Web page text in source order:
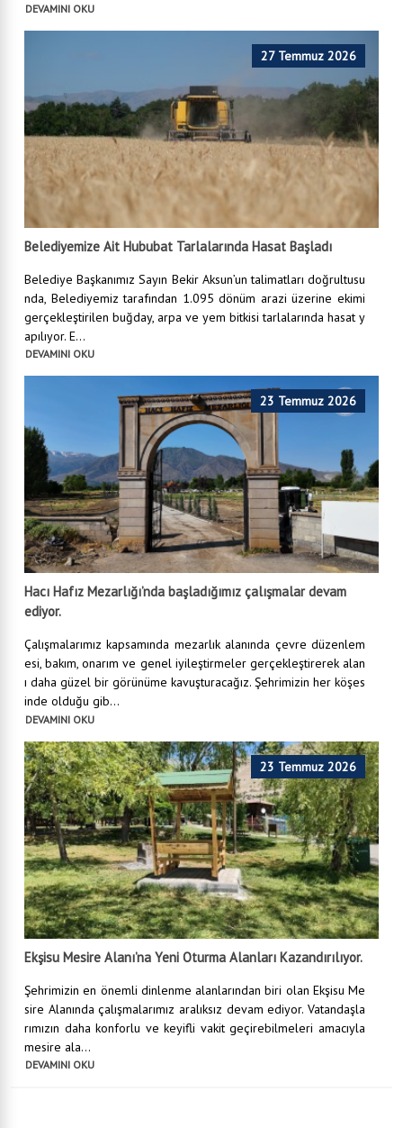
DEVAMINI OKU
27 Temmuz 2026
Belediyemize Ait Hububat Tarlalarında Hasat Başladı
Belediye Başkanımız Sayın Bekir Aksun’un talimatları doğrultusu
nda, Belediyemiz tarafından 1.095 dönüm arazi üzerine ekimi
gerçekleştirilen buğday, arpa ve yem bitkisi tarlalarında hasat y
apılıyor. E...
DEVAMINI OKU
23 Temmuz 2026
Hacı Hafız Mezarlığı’nda başladığımız çalışmalar devam
ediyor.
Çalışmalarımız kapsamında mezarlık alanında çevre düzenlem
esi, bakım, onarım ve genel iyileştirmeler gerçekleştirerek alan
ı daha güzel bir görünüme kavuşturacağız. Şehrimizin her köşes
inde olduğu gib...
DEVAMINI OKU
23 Temmuz 2026
Ekşisu Mesire Alanı’na Yeni Oturma Alanları Kazandırılıyor.
Şehrimizin en önemli dinlenme alanlarından biri olan Ekşisu Me
sire Alanında çalışmalarımız aralıksız devam ediyor. Vatandaşla
rımızın daha konforlu ve keyifli vakit geçirebilmeleri amacıyla
mesire ala...
DEVAMINI OKU